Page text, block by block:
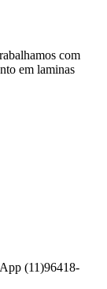
com
em laminas
(11)96418-